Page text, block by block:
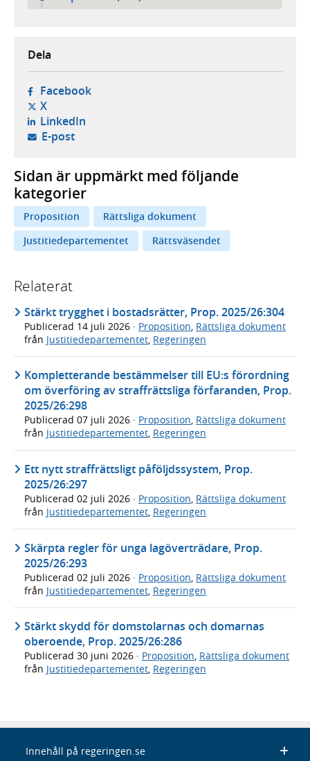
Dela
Facebook- öppnas i ny flik, extern webbplats,
X- öppnas i ny flik, extern webbplats,
LinkedIn- öppnas i ny flik, extern webbplats,
E-post- öppnar din e-postklient,
Sidan är uppmärkt med följande
kategorier
Proposition
Rättsliga dokument
Justitiedepartementet
Rättsväsendet
Relaterat
Stärkt trygghet i bostadsrätter, Prop. 2025/26:304
Publicerad 14 juli 2026 · Proposition Rättsliga dokument
från Justitiedepartementet Regeringen
Kompletterande bestämmelser till EU:s förordning
om överföring av straffrättsliga förfaranden, Prop.
2025/26:298
Publicerad 07 juli 2026 · Proposition, Rättsliga dokument
från Justitiedepartementet, Regeringen
Ett nytt straffrättsligt påföljdssystem, Prop.
2025/26:297
Publicerad 02 juli 2026 · Proposition, Rättsliga dokument
från Justitiedepartementet, Regeringen
Skärpta regler för unga lagöverträdare, Prop.
2025/26:293
Publicerad 02 juli 2026 · Proposition Rättsliga dokument
från Justitiedepartementet Regeringen
Stärkt skydd för domstolarnas och domarnas
oberoende, Prop. 2025/26:286
Publicerad 30 juni 2026 · Proposition, Rättsliga dokument
från Justitiedepartementet, Regeringen
Innehåll på regeringen.se